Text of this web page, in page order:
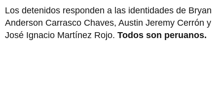
Los detenidos responden a las identidades de Bryan
Anderson Carrasco Chaves, Austin Jeremy Cerrón y
José Ignacio Martínez Rojo. Todos son peruanos.